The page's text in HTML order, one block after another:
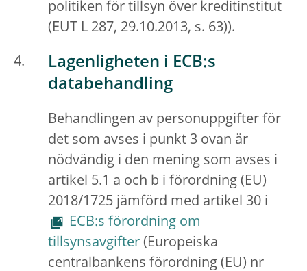
politiken för tillsyn över kreditinstitut
(EUT L 287, 29.10.2013, s. 63)).
Lagenligheten i ECB:s
databehandling
Behandlingen av personuppgifter för
det som avses i punkt 3 ovan är
nödvändig i den mening som avses i
artikel 5.1 a och b i förordning (EU)
2018/1725 jämförd med artikel 30 i
ECB:s förordning om
tillsynsavgifter (Europeiska
centralbankens förordning (EU) nr